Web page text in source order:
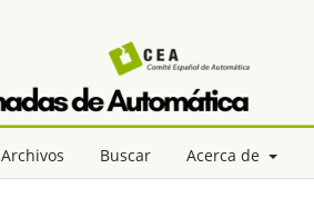
Archivos Buscar Acerca de